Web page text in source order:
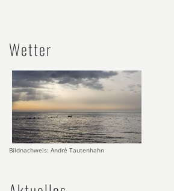
Wetter
Bildnachweis: André Tautenhahn